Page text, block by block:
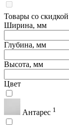
Товары со скидкой
Ширина, мм
Глубина, мм
Высота, мм
Цвет
Антарес 1